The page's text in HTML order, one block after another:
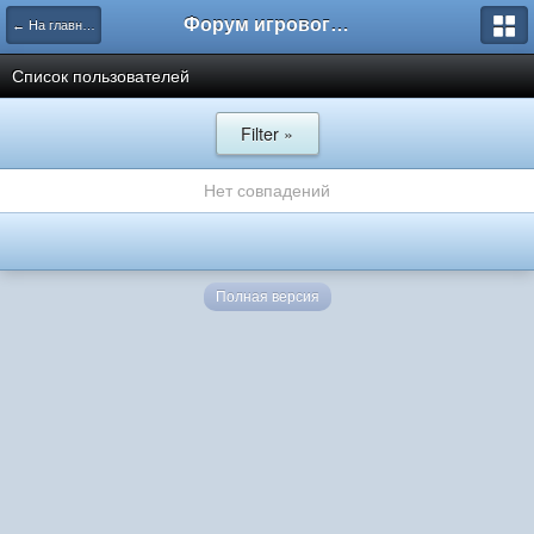
← На главную Форум игрового проекта Riverrise
Список пользователей
Filter »
Нет совпадений
Полная версия